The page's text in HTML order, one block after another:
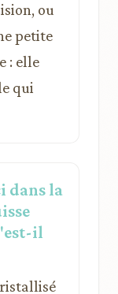
ou
petite
: elle
qui
dans la
il